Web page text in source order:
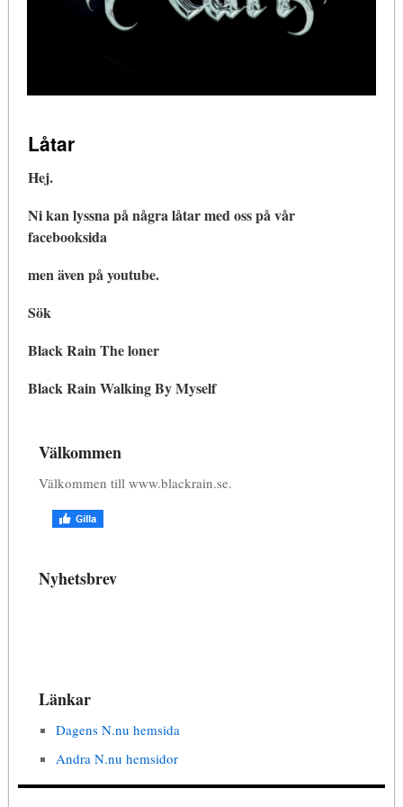
Låtar
Hej.
Ni kan lyssna på några låtar med oss på vår
facebooksida
men även på youtube.
Sök
Black Rain The loner
Black Rain Walking By Myself
Välkommen
Välkommen till www.blackrain.se.
Nyhetsbrev
Länkar
Dagens N.nu hemsida
Andra N.nu hemsidor